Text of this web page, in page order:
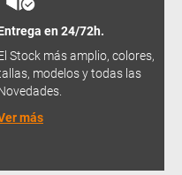
en 24/72h.
Stock más amplio, colores,
modelos y todas las
más